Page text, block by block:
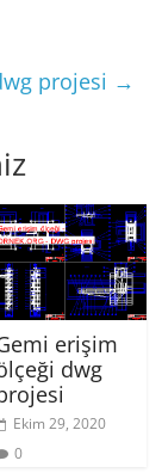
projesi →
erişim
dwg
Ekim 29, 2020
0